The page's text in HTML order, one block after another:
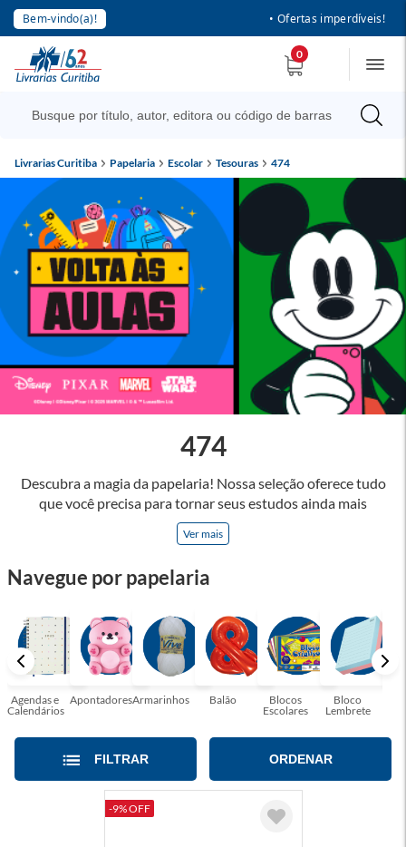
Bem-vindo(a)! • Ofertas imperdíveis!
0
Livrarias Curitiba Papelaria Escolar Tesouras 474
Descubra a magia da papelaria! Nossa seleção oferece tudo
que você precisa para tornar seus estudos ainda mais
inspiradores e produtos que tornarão sua rotina profissional
mais eficiente e agradável. Abrace a arte de escrever,
cores, ideias e possibilidades. Tenha certeza, temos a
encantadora! Seja para estudantes em busca do material
perfeito para suas aulas, profissionais que buscam organizar
seus escritórios, temos tudo que você precisa!
Ver mais
474
Navegue por papelaria
Agendas e
Calendários
ApontadoresArmarinhos Balão
Blocos
Escolares
Bloco
Lembrete
FILTRAR ORDENAR
-9% OFF